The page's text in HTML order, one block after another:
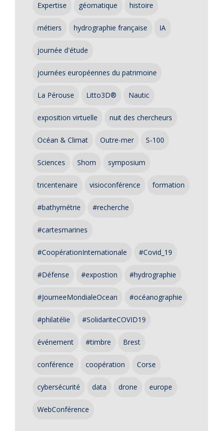
Expertise géomatique histoire
métiers hydrographie française IA
journée d'étude
journées européennes du patrimoine
La Pérouse Litto3D® Nautic
exposition virtuelle nuit des chercheurs
Océan & Climat Outre-mer S-100
Sciences Shom symposium
tricentenaire visioconférence formation
#bathymétrie #recherche
#cartesmarines
#CoopérationInternationale #Covid_19
#Défense #expostion #hydrographie
#JourneeMondialeOcean #océanographie
#philatélie #SolidariteCOVID19
événement #timbre Brest
conférence coopération Corse
cybersécurité data drone europe
WebConférence